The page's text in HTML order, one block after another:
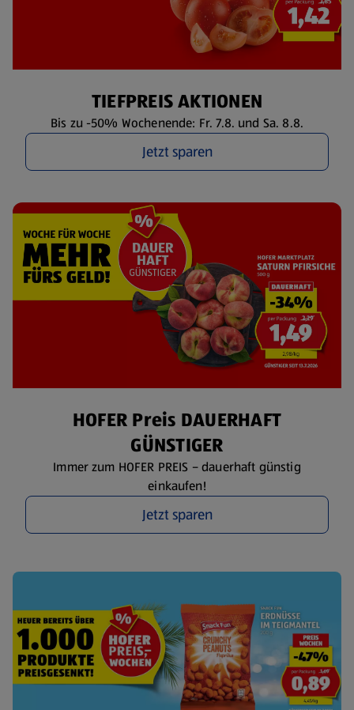
TIEFPREIS AKTIONEN
Bis zu -50% Wochenende: Fr. 7.8. und Sa. 8.8.
Jetzt sparen
HOFER Preis DAUERHAFT
GÜNSTIGER
Immer zum HOFER PREIS – dauerhaft günstig
einkaufen!
Jetzt sparen